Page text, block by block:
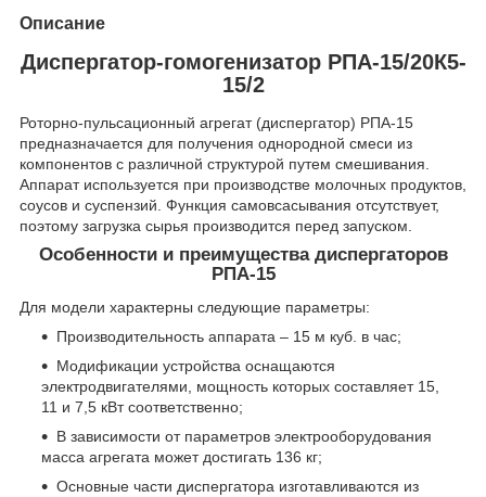
Описание
Диспергатор-гомогенизатор РПА-15/20К5-
15/2
Роторно-пульсационный агрегат (диспергатор) РПА-15
предназначается для получения однородной смеси из
компонентов с различной структурой путем смешивания.
Аппарат используется при производстве молочных продуктов,
соусов и суспензий. Функция самовсасывания отсутствует,
поэтому загрузка сырья производится перед запуском.
Особенности и преимущества диспергаторов
РПА-15
Для модели характерны следующие параметры:
Производительность аппарата – 15 м куб. в час;
Модификации устройства оснащаются
электродвигателями, мощность которых составляет 15,
11 и 7,5 кВт соответственно;
В зависимости от параметров электрооборудования
масса агрегата может достигать 136 кг;
Основные части диспергатора изготавливаются из